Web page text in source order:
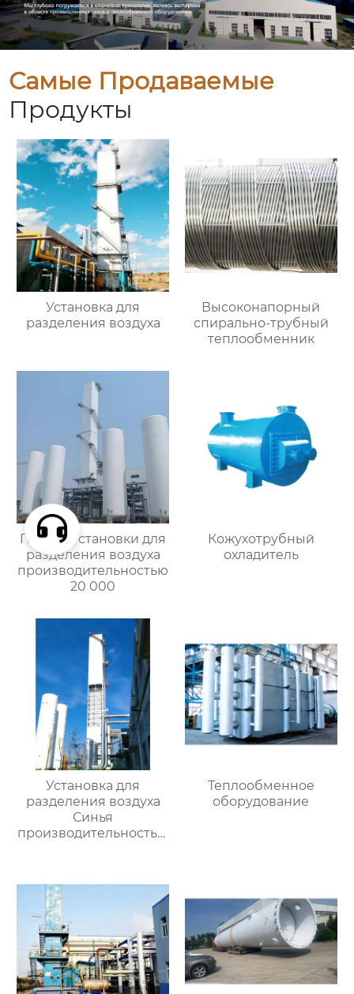
Самые Продаваемые
Продукты
Установка для
разделения воздуха
Высоконапорный
спирально-трубный
теплообменник
Проект установки для
разделения воздуха
производительностью
20 000
Кожухотрубный
охладитель
Установка для
разделения воздуха
Синья
производительностью
Теплообменное
оборудование